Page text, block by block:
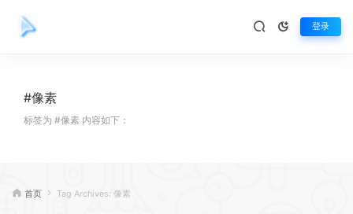
登录
#像素
标签为 #像素 内容如下：
首页 Tag Archives: 像素